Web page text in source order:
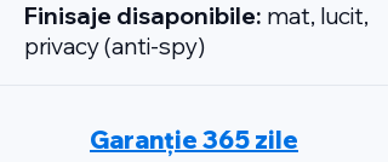
Finisaje disaponibile: mat, lucit,
privacy (anti-spy)
Garanție 365 zile